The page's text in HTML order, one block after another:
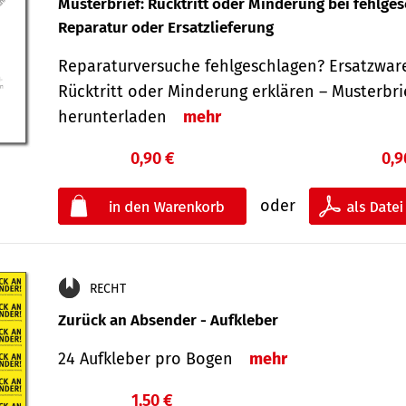
Musterbrief: Rücktritt oder Minderung bei
Reparatur oder Ersatzlieferung
Reparaturversuche fehlgeschlagen?
Rücktritt oder Minderung erklären –
herunterladen
mehr
0,90 €
oder
RECHT
Zurück an Absender - Aufkleber
24 Aufkleber pro Bogen mehr
1,50 €